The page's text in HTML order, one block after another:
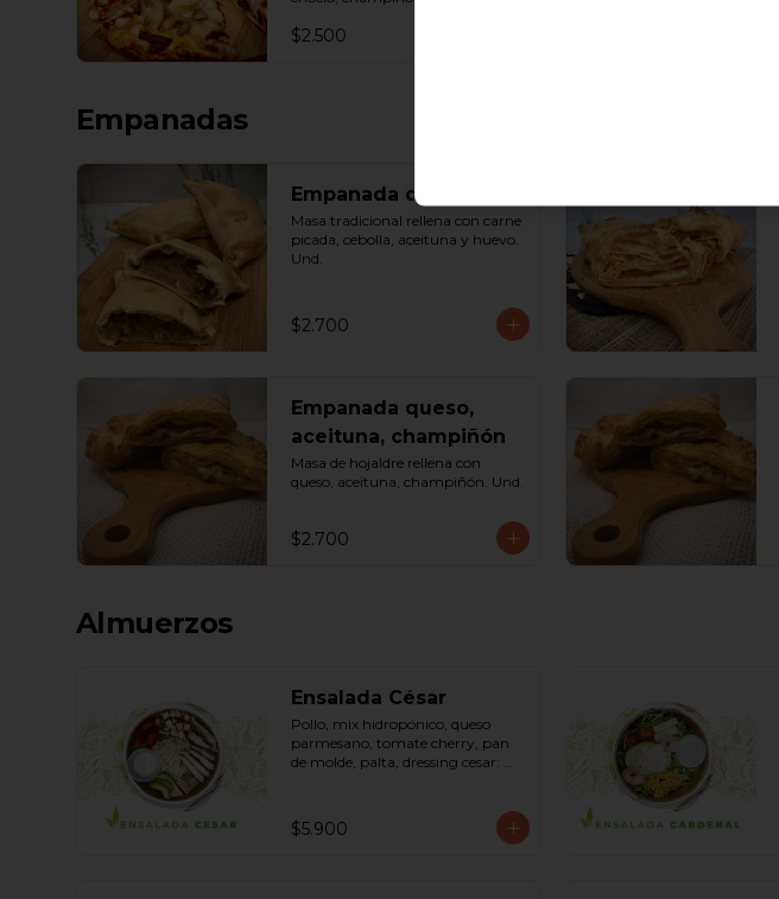
$2.500
Empanadas
Empanada de pino
Masa tradicional rellena con carne
picada, cebolla, aceituna y huevo.
Und.
$2.700
Empanada queso,
aceituna, champiñón
Masa de hojaldre rellena con
queso, aceituna, champiñón. Und.
$2.700
Almuerzos
Ensalada César
Pollo, mix hidropónico, queso
parmesano, tomate cherry, pan
de molde, palta, dressing cesar:
Bowl.
$5.900